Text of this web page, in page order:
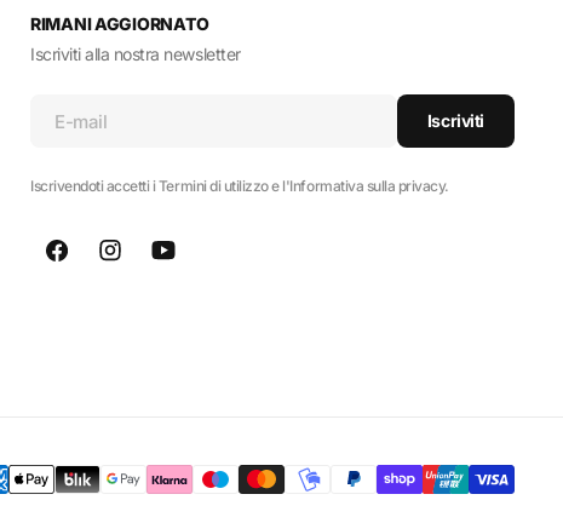
RIMANI AGGIORNATO
Iscriviti alla nostra newsletter
E-mail Iscriviti
Iscrivendoti accetti i Termini di utilizzo e l'Informativa sulla privacy.